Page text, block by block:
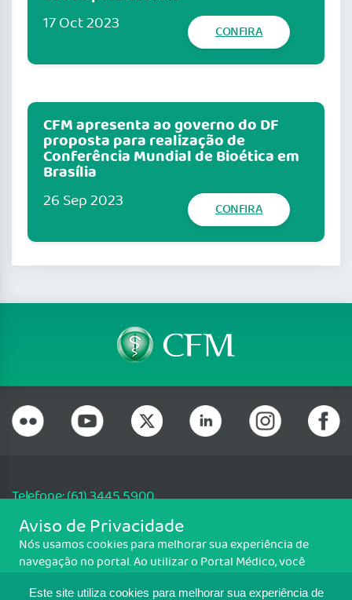
Este site utiliza cookies para melhorar sua experiência de
17 Oct 2023 CONFIRA
CFM apresenta ao governo do DF
proposta para realização de
Conferência Mundial de Bioética em
Brasília
26 Sep 2023 CONFIRA
Telefone: (61) 3445 5900
Email: cfm@portalmedico.org.br
SGAS 616, Conjunto D, Lote 115, L2 Sul, Brasília/DF - CEP: 70200-760 -
CNPJ: 33.583.550/0001-30
Aviso de Privacidade
Nós usamos cookies para melhorar sua experiência de
navegação no portal. Ao utilizar o Portal Médico, você